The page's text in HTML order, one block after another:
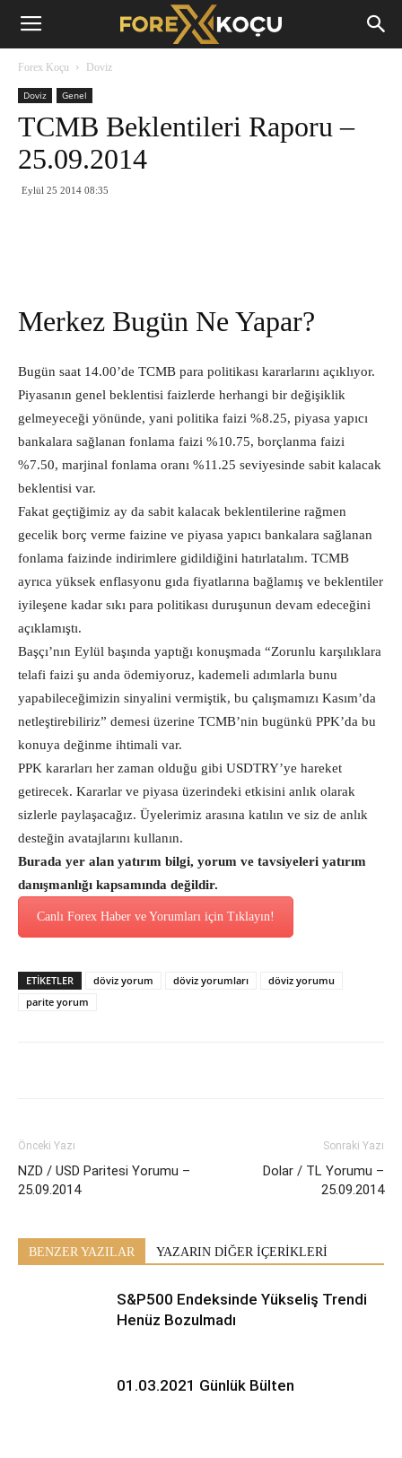
Forex
Forex Koçu Doviz
Doviz Genel
TCMB Beklentileri Raporu –
25.09.2014
Eylül 25 2014 08:35
Merkez Bugün Ne Yapar?
Bugün saat 14.00’de TCMB para politikası kararlarını açıklıyor.
Piyasanın genel beklentisi faizlerde herhangi bir değişiklik
gelmeyeceği yönünde, yani politika faizi %8.25, piyasa yapıcı
bankalara sağlanan fonlama faizi %10.75, borçlanma faizi
%7.50, marjinal fonlama oranı %11.25 seviyesinde sabit kalacak
beklentisi var.
Fakat geçtiğimiz ay da sabit kalacak beklentilerine rağmen
gecelik borç verme faizine ve piyasa yapıcı bankalara sağlanan
fonlama faizinde indirimlere gidildiğini hatırlatalım. TCMB
ayrıca yüksek enflasyonu gıda fiyatlarına bağlamış ve beklentiler
iyileşene kadar sıkı para politikası duruşunun devam edeceğini
açıklamıştı.
Başçı’nın Eylül başında yaptığı konuşmada “Zorunlu karşılıklara
telafi faizi şu anda ödemiyoruz, kademeli adımlarla bunu
yapabileceğimizin sinyalini vermiştik, bu çalışmamızı Kasım’da
netleştirebiliriz” demesi üzerine TCMB’nin bugünkü PPK’da bu
konuya değinme ihtimali var.
PPK kararları her zaman olduğu gibi USDTRY’ye hareket
getirecek. Kararlar ve piyasa üzerindeki etkisini anlık olarak
sizlerle paylaşacağız. Üyelerimiz arasına katılın ve siz de anlık
desteğin avatajlarını kullanın.
Burada yer alan yatırım bilgi, yorum ve tavsiyeleri yatırım
danışmanlığı kapsamında değildir.
Canlı Forex Haber ve Yorumları için Tıklayın!
ETİKETLER döviz yorum döviz yorumları
döviz yorumu
parite yorum
Önceki Yazı
NZD / USD Paritesi Yorumu –
25.09.2014
Sonraki Yazı
Dolar / TL Yorumu –
25.09.2014
BENZER YAZILAR YAZARIN DİĞER İÇERİKLERİ
S&P500 Endeksinde Yükseliş Trendi
Henüz Bozulmadı
01.03.2021 Günlük Bülten